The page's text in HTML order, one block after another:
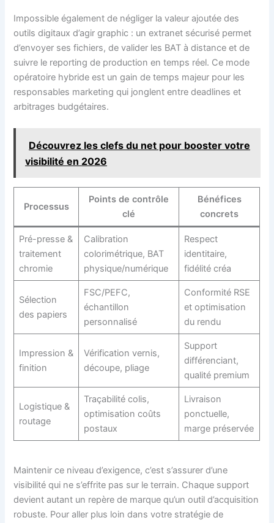
Impossible également de négliger la valeur ajoutée des
outils digitaux d’agir graphic : un extranet sécurisé permet
d’envoyer ses fichiers, de valider les BAT à distance et de
suivre le reporting de production en temps réel. Ce mode
opératoire hybride est un gain de temps majeur pour les
responsables marketing qui jonglent entre deadlines et
arbitrages budgétaires.
Découvrez les clefs du net pour booster votre
visibilité en 2026
Processus
Points de contrôle
clé
Bénéfices
concrets
Pré-presse &
traitement
chromie
Calibration
colorimétrique, BAT
physique/numérique
Respect
identitaire,
fidélité créa
Sélection
des papiers
FSC/PEFC,
échantillon
personnalisé
Conformité RSE
et optimisation
du rendu
Impression &
finition
Vérification vernis,
découpe, pliage
Support
différenciant,
qualité premium
Logistique &
routage
Traçabilité colis,
optimisation coûts
postaux
Livraison
ponctuelle,
marge préservée
Maintenir ce niveau d’exigence, c’est s’assurer d’une
visibilité qui ne s’effrite pas sur le terrain. Chaque support
devient autant un repère de marque qu’un outil d’acquisition
robuste. Pour aller plus loin dans votre stratégie de